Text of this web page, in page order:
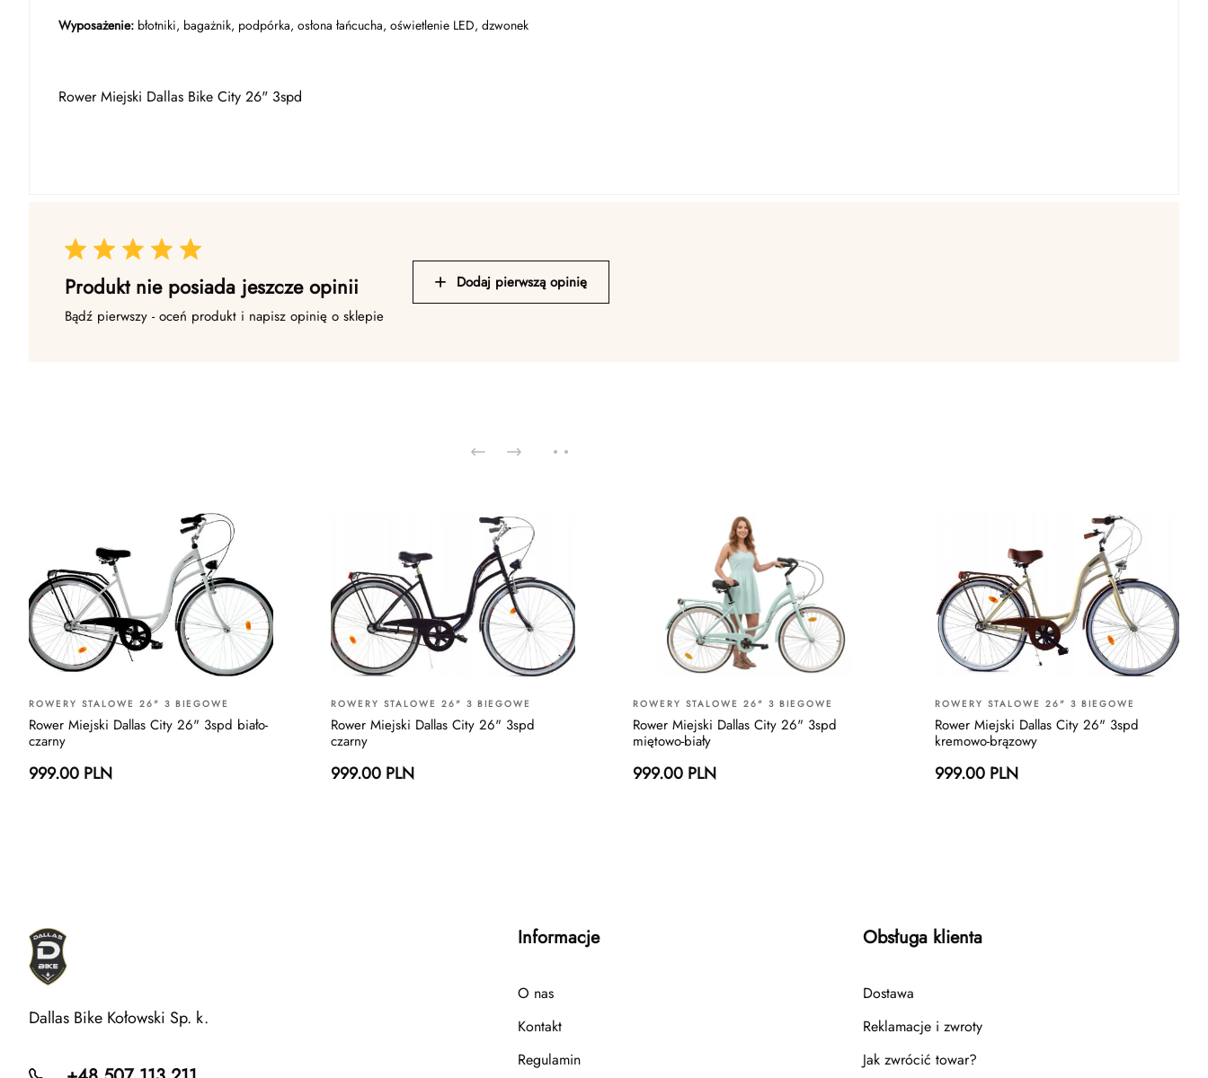
Wyposażenie: błotniki, bagażnik, podpórka, osłona łańcucha, oświetlenie LED, dzwonek
Rower Miejski Dallas Bike City 26" 3spd
Produkt nie posiada jeszcze opinii
Bądź pierwszy - oceń produkt i napisz opinię o sklepie
Dodaj pierwszą opinię
ROWERY STALOWE 26" 3 BIEGOWE
Rower Miejski Dallas City 26" 3spd biało-
czarny
999.00 PLN
ROWERY STALOWE 26" 3 BIEGOWE
Rower Miejski Dallas City 26" 3spd
czarny
999.00 PLN
ROWERY STALOWE 26" 3 BIEGOWE
Rower Miejski Dallas City 26" 3spd
miętowo-biały
999.00 PLN
ROWERY STALOWE 26" 3 BIEGOWE
Rower Miejski Dallas City 26" 3spd
kremowo-brązowy
999.00 PLN
Dallas Bike Kołowski Sp. k.
Informacje
O nas
Kontakt
Regulamin
Obsługa klienta
Dostawa
Reklamacje i zwroty
Jak zwrócić towar?